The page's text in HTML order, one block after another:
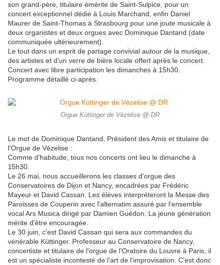
son grand-père, titulaire émérite de Saint-Sulpice, pour un
concert exceptionnel dédié à Louis Marchand, enfin Daniel
Maurer de Saint-Thomas à Strasbourg pour une joute musicale à
deux organistes et deux orgues avec Dominique Dantand (date
communiquée ultérieurement).
Le tout dans un esprit de partage convivial autour de la musique,
des artistes et d'un verre de bière locale offert après le concert.
Concert avec libre participation les dimanches à 15h30.
Programme détaillé ci-après.
Orgue Küttinger de Vézelise @ DR
Le mot de Dominique Dantand, Président des Amis et titulaire de
l'Orgue de Vézelise :
Comme d'habitude, tous nos concerts ont lieu le dimanche à
15h30.
Le 26 mai, nous accueillerons les classes d'orgue des
Conservatoires de Dijon et Nancy, encadrées par Frédéric
Mayeur et David Cassan. Les élèves interpréteront la Messe des
Paroisses de Couperin avec l'alternatim assuré par l'ensemble
vocal Ars Musica dirigé par Damien Guédon. La jeune génération
mérite d'être encouragée.
Le 30 juin, c'est David Cassan qui sera aux commandes du
vénérable Küttinger. Professeur au Conservatoire de Nancy,
concertiste et titulaire de l'orgue de l'Oratoire du Louvre à Paris, il
est un spécialiste incontesté de l'art de l'improvisation. C'est donc